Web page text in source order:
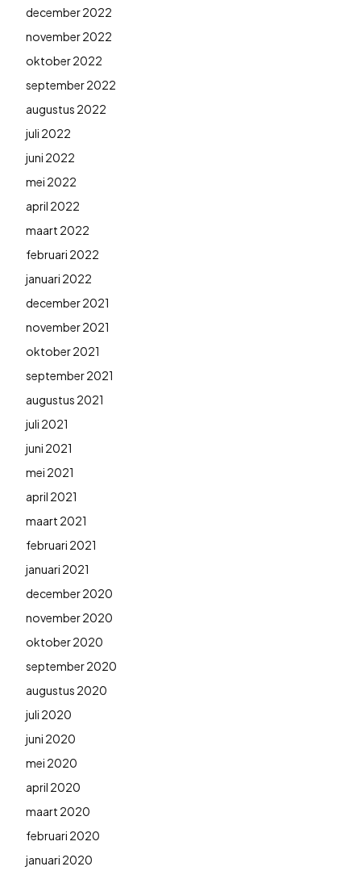
december 2022
november 2022
oktober 2022
september 2022
augustus 2022
juli 2022
juni 2022
mei 2022
april 2022
maart 2022
februari 2022
januari 2022
december 2021
november 2021
oktober 2021
september 2021
augustus 2021
juli 2021
juni 2021
mei 2021
april 2021
maart 2021
februari 2021
januari 2021
december 2020
november 2020
oktober 2020
september 2020
augustus 2020
juli 2020
juni 2020
mei 2020
april 2020
maart 2020
februari 2020
januari 2020